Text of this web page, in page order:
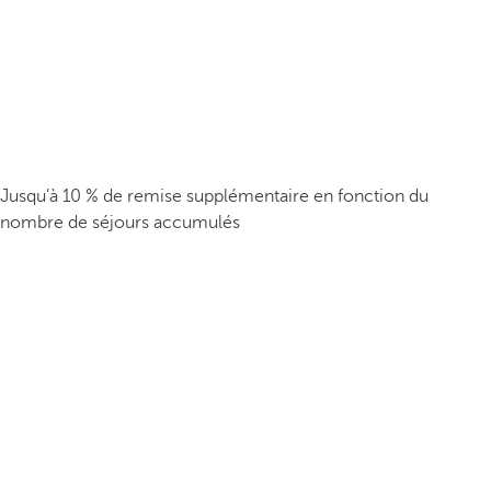
Jusqu’à 10 % de remise supplémentaire en fonction du
nombre de séjours accumulés